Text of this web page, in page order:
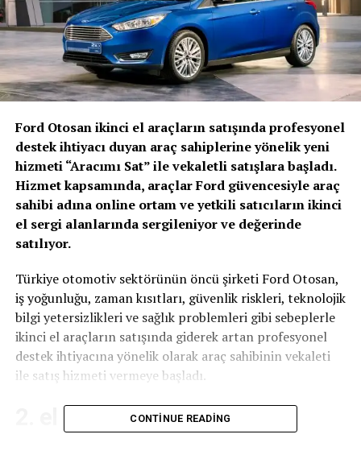
Ford Otosan ikinci el araçların satışında profesyonel
destek ihtiyacı duyan araç sahiplerine yönelik yeni
hizmeti “Aracımı Sat” ile vekaletli satışlara başladı.
Hizmet kapsamında, araçlar Ford güvencesiyle araç
sahibi adına online ortam ve yetkili satıcıların ikinci
el sergi alanlarında sergileniyor ve değerinde
satılıyor.
Türkiye otomotiv sektörünün öncü şirketi Ford Otosan,
iş yoğunluğu, zaman kısıtları, güvenlik riskleri, teknolojik
bilgi yetersizlikleri ve sağlık problemleri gibi sebeplerle
ikinci el araçların satışında giderek artan profesyonel
destek ihtiyacına yönelik olarak araç sahibinin vekaleti
ile satış hizmeti vermeye başladı.
2. el araç showroom’unda
CONTINUE READING